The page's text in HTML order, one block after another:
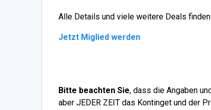
Alle Details und viele weitere Deals
Jetzt Miglied werden
Bitte beachten Sie, dass die Angaben
aber JEDER ZEIT das Kontinget und der